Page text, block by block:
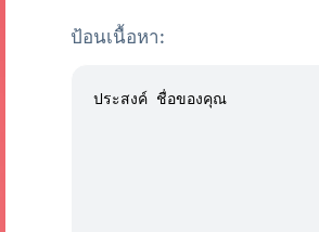
ป้อนเนื้อหา: